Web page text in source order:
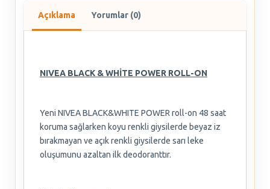
Açıklama Yorumlar (0)
NIVEA BLACK & WHİTE POWER ROLL-ON
Yeni NIVEA BLACK&WHITE POWER roll-on 48 saat
koruma sağlarken koyu renkli giysilerde beyaz iz
bırakmayan ve açık renkli giysilerde sarı leke
oluşumunu azaltan ilk deodoranttır.